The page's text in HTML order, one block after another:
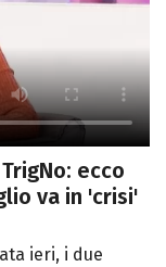
ecco
va in 'crisi'
ieri, i due